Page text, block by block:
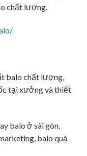
chất lượng.
balo chất lượng,
tại xưởng và thiết
balo ở sài gòn,
balo quà